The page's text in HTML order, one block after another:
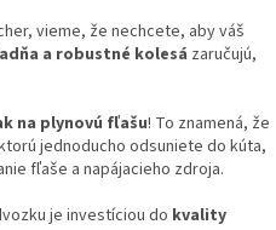
vieme, že nechcete, aby váš
a robustné kolesá zaručujú,
na plynovú fľašu! To znamená, že
jednoducho odsuniete do kúta,
fľaše a napájacieho zdroja.
je investíciou do kvality